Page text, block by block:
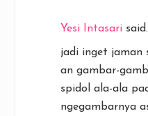
Yesi Intasari
jadi inget jaman
an gambar-
spidol ala-ala
ngegambarnya